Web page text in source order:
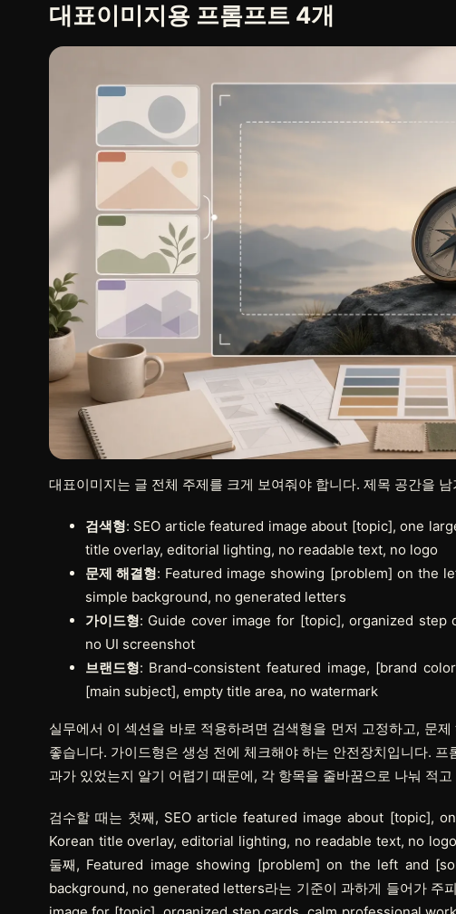
대표이미지용 프롬프트 4개
대표이미지는 글 전체 주제를 크게 보여줘야 합니다. 제목 공간을
검색형: SEO article featured image about [topic], one
title overlay, editorial lighting, no readable text, no logo
문제 해결형: Featured image showing [problem] on the
simple background, no generated letters
가이드형: Guide cover image for [topic], organized step
no UI screenshot
브랜드형: Brand-consistent featured image, [brand
[main subject], empty title area, no watermark
실무에서 이 섹션을 바로 적용하려면 검색형을 먼저 고정하고, 문제
좋습니다. 가이드형은 생성 전에 체크해야 하는 안전장치입니다.
과가 있었는지 알기 어렵기 때문에, 각 항목을 줄바꿈으로 나눠 적
검수할 때는 첫째, SEO article featured image about [topic],
Korean title overlay, editorial lighting, no readable text, no logo
둘째, Featured image showing [problem] on the left and
background, no generated letters라는 기준이 과하게 들어가 주